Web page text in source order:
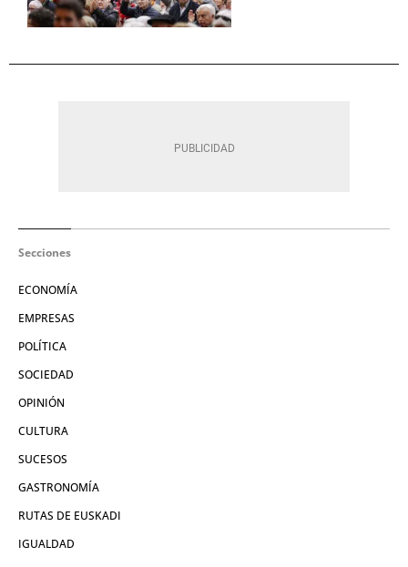
Secciones
ECONOMÍA
EMPRESAS
POLÍTICA
SOCIEDAD
OPINIÓN
CULTURA
SUCESOS
GASTRONOMÍA
RUTAS DE EUSKADI
IGUALDAD